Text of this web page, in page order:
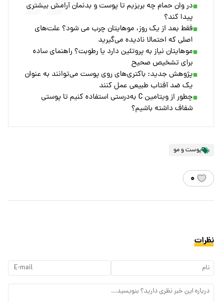
در وان حمام چه بریزیم تا پوست و بدنمان آرامش بیشتری
پیدا کند؟
فقط بعد از یک روز، موهایتان چرب می شود؟ علت‌های
اصلی که احتمالا نادیده می‌گیرید
موهایتان نیاز به پروتئین دارد یا رطوبت؟ راهنمای ساده
برای تشخیص صحیح
پژوهش جدید: باکتری‌های روی پوست می‌توانند به عنوان
یک ضد آفتاب طبیعی عمل کنند
چطور از ویتامین C به‌درستی استفاده کنیم تا پوستی
شفاف داشته باشیم؟
پوست و مو
۰
نظرات